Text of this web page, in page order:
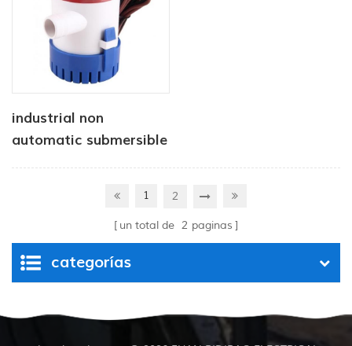
industrial non
automatic submersible
1 2
un total de 2 paginas
categorías